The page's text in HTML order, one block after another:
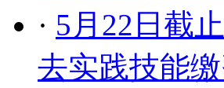
· 5月22日截
去实践技能缴